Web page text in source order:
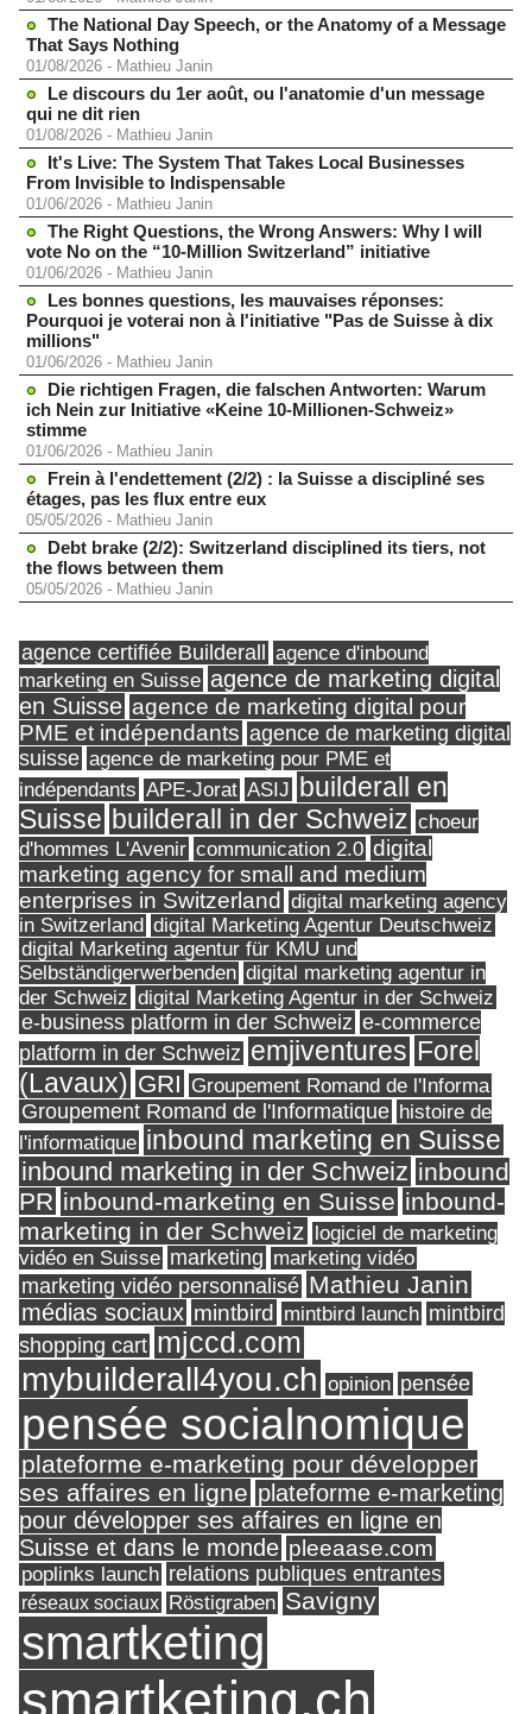
The National Day Speech, or the Anatomy of a Message
That Says Nothing
01/08/2026 - Mathieu Janin
Le discours du 1er août, ou l'anatomie d'un message
qui ne dit rien
01/08/2026 - Mathieu Janin
It's Live: The System That Takes Local Businesses
From Invisible to Indispensable
01/06/2026 - Mathieu Janin
The Right Questions, the Wrong Answers: Why I will
vote No on the “10-Million Switzerland” initiative
01/06/2026 - Mathieu Janin
Les bonnes questions, les mauvaises réponses:
Pourquoi je voterai non à l'initiative "Pas de Suisse à dix
millions"
01/06/2026 - Mathieu Janin
Die richtigen Fragen, die falschen Antworten: Warum
ich Nein zur Initiative «Keine 10-Millionen-Schweiz»
stimme
01/06/2026 - Mathieu Janin
Frein à l'endettement (2/2) : la Suisse a discipliné ses
étages, pas les flux entre eux
05/05/2026 - Mathieu Janin
Debt brake (2/2): Switzerland disciplined its tiers, not
the flows between them
05/05/2026 - Mathieu Janin
agence certifiée Builderall
agence d'inbound
marketing en Suisse agence de marketing digital
en Suisse agence de marketing digital pour
PME et indépendants agence de marketing digital
suisse agence de marketing pour PME et
indépendants APE-Jorat ASIJ builderall en
Suisse builderall in der Schweiz choeur
d'hommes L'Avenir communication 2.0 digital
marketing agency for small and medium
enterprises in Switzerland digital marketing agency
in Switzerland digital Marketing Agentur Deutschweiz
digital Marketing agentur für KMU und
Selbständigerwerbenden digital marketing agentur in
der Schweiz digital Marketing Agentur in der Schweiz
e-business platform in der Schweiz e-commerce
platform in der Schweiz emjiventures Forel
(Lavaux) GRI Groupement Romand de l'Informa
Groupement Romand de l'Informatique histoire de
l'informatique inbound marketing en Suisse
inbound marketing in der Schweiz inbound
PR inbound-marketing en Suisse inbound-
marketing in der Schweiz logiciel de marketing
vidéo en Suisse marketing marketing vidéo
marketing vidéo personnalisé Mathieu Janin
médias sociaux mintbird mintbird launch mintbird
shopping cart mjccd.com
mybuilderall4you.ch opinion pensée
pensée socialnomique
plateforme e-marketing pour développer
ses affaires en ligne plateforme e-marketing
pour développer ses affaires en ligne en
Suisse et dans le monde pleeaase.com
poplinks launch relations publiques entrantes
réseaux sociaux Röstigraben Savigny
smartketing
smartketing.ch